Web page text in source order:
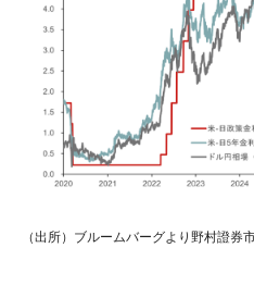
（出所）ブルームバーグより野村證券